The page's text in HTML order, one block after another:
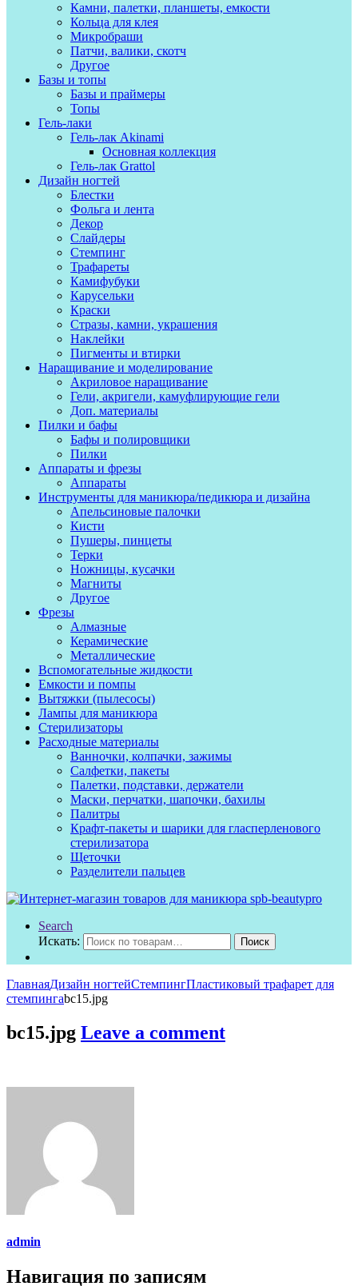
Камни, палетки, планшеты, емкости
Кольца для клея
Микробраши
Патчи, валики, скотч
Другое
Базы и топы
Базы и праймеры
Топы
Гель-лаки
Гель-лак Akinami
Основная коллекция
Гель-лак Grattol
Дизайн ногтей
Блестки
Фольга и лента
Декор
Слайдеры
Стемпинг
Трафареты
Камифубуки
Карусельки
Краски
Стразы, камни, украшения
Наклейки
Пигменты и втирки
Наращивание и моделирование
Акриловое наращивание
Гели, акригели, камуфлирующие гели
Доп. материалы
Пилки и бафы
Бафы и полировщики
Пилки
Аппараты и фрезы
Аппараты
Инструменты для маникюра/педикюра и дизайна
Апельсиновые палочки
Кисти
Пушеры, пинцеты
Терки
Ножницы, кусачки
Магниты
Другое
Фрезы
Алмазные
Керамические
Металлические
Вспомогательные жидкости
Емкости и помпы
Вытяжки (пылесосы)
Лампы для маникюра
Стерилизаторы
Расходные материалы
Ванночки, колпачки, зажимы
Салфетки, пакеты
Палетки, подставки, держатели
Маски, перчатки, шапочки, бахилы
Палитры
Крафт-пакеты и шарики для гласперленового
стерилизатора
Щеточки
Разделители пальцев
Search
Искать:
Поиск
ГлавнаяДизайн ногтейСтемпингПластиковый трафарет для
стемпингаbc15.jpg
bc15.jpg Leave a comment
admin
Навигация по записям